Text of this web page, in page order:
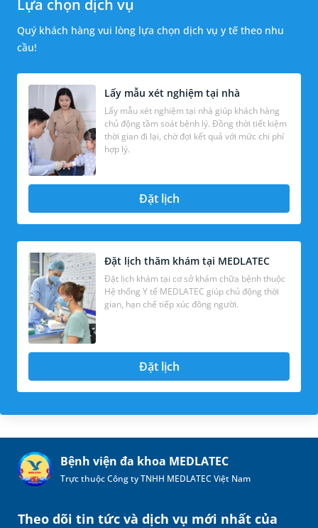
Lựa chọn dịch vụ
Quý khách hàng vui lòng lựa chọn dịch vụ y tế theo nhu
cầu!
Lấy mẫu xét nghiệm tại nhà
Lấy mẫu xét nghiệm tại nhà giúp khách hàng
chủ động tầm soát bệnh lý. Đồng thời tiết kiệm
thời gian đi lại, chờ đợi kết quả với mức chi phí
hợp lý.
Đặt lịch
Đặt lịch thăm khám tại MEDLATEC
Đặt lịch khám tại cơ sở khám chữa bệnh thuộc
Hệ thống Y tế MEDLATEC giúp chủ động thời
gian, hạn chế tiếp xúc đông người.
Đặt lịch
Bệnh viện đa khoa MEDLATEC
Trực thuộc Công ty TNHH MEDLATEC Việt Nam
Theo dõi tin tức và dịch vụ mới nhất của